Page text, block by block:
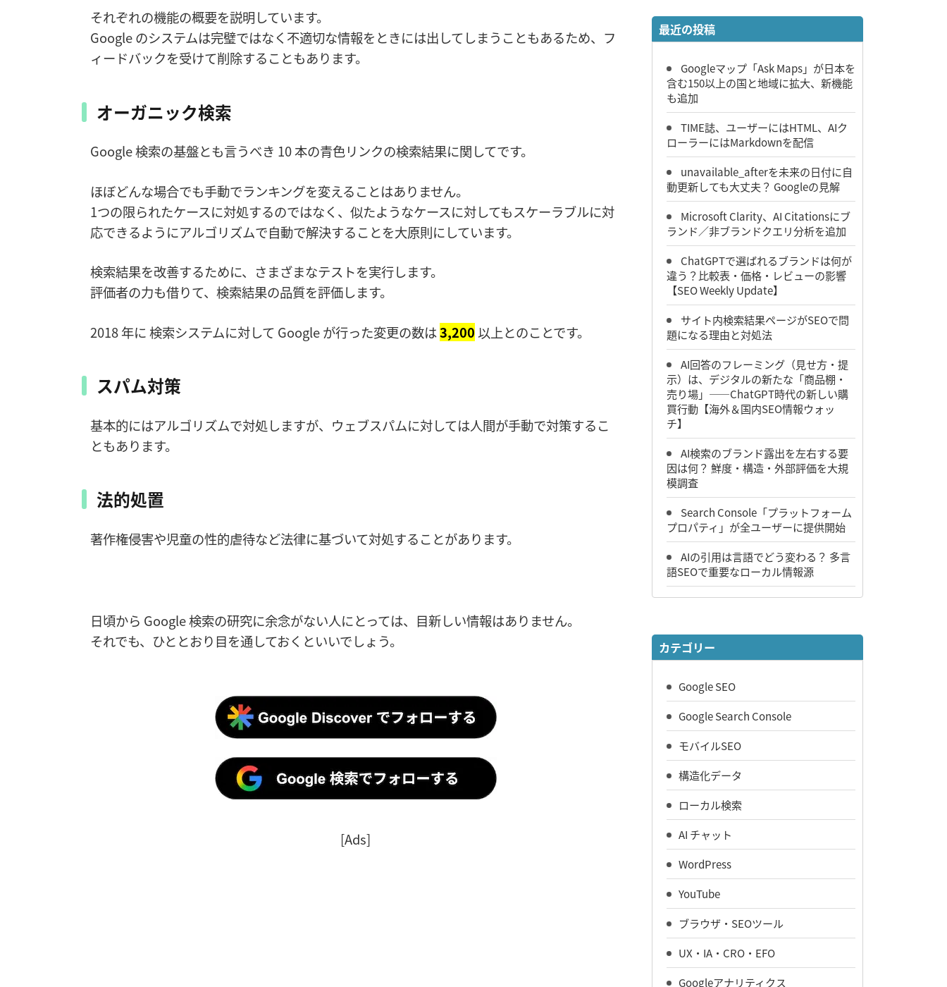
それぞれの機能の概要を説明しています。
Google のシステムは完璧ではなく不適切な情報をときには出してしまうこともあるため、フ
ィードバックを受けて削除することもあります。
オーガニック検索
Google 検索の基盤とも言うべき 10 本の青色リンクの検索結果に関してです。
ほぼどんな場合でも手動でランキングを変えることはありません。
1つの限られたケースに対処するのではなく、似たようなケースに対してもスケーラブルに対
応できるようにアルゴリズムで自動で解決することを大原則にしています。
検索結果を改善するために、さまざまなテストを実行します。
評価者の力も借りて、検索結果の品質を評価します。
2018 年に 検索システムに対して Google が行った変更の数は3,200以上とのことです。
スパム対策
基本的にはアルゴリズムで対処しますが、ウェブスパムに対しては人間が手動で対策するこ
ともあります。
法的処置
著作権侵害や児童の性的虐待など法律に基づいて対処することがあります。
日頃から Google 検索の研究に余念がない人にとっては、目新しい情報はありません。
それでも、ひととおり目を通しておくといいでしょう。
[Ads]
最近の投稿
Googleマップ「Ask Maps」が日本を
含む150以上の国と地域に拡大、新機能
も追加
TIME誌、ユーザーにはHTML、AIク
ローラーにはMarkdownを配信
unavailable_afterを未来の日付に自
動更新しても大丈夫？ Googleの見解
Microsoft Clarity、AI Citationsにブ
ランド／非ブランドクエリ分析を追加
ChatGPTで選ばれるブランドは何が
違う？比較表・価格・レビューの影響
【SEO Weekly Update】
サイト内検索結果ページがSEOで問
題になる理由と対処法
AI回答のフレーミング（見せ方・提
示）は、デジタルの新たな「商品棚・
売り場」――ChatGPT時代の新しい購
買行動【海外＆国内SEO情報ウォッ
チ】
AI検索のブランド露出を左右する要
因は何？ 鮮度・構造・外部評価を大規
模調査
Search Console「プラットフォーム
プロパティ」が全ユーザーに提供開始
AIの引用は言語でどう変わる？ 多言
語SEOで重要なローカル情報源
カテゴリー
Google SEO
Google Search Console
モバイルSEO
構造化データ
ローカル検索
AI チャット
WordPress
YouTube
ブラウザ・SEOツール
UX・IA・CRO・EFO
Googleアナリティクス